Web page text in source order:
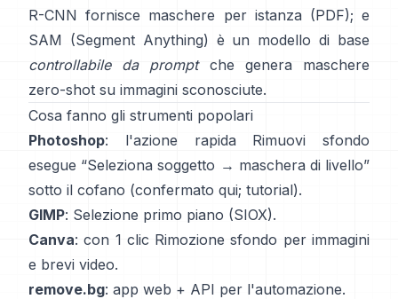
R-CNN fornisce maschere per istanza (PDF); e
SAM (Segment Anything) è un modello di base
controllabile da promptche genera maschere
zero-shot su immagini sconosciute.
Cosa fanno gli strumenti popolari
Photoshop: l'azione rapida Rimuovi sfondo
esegue “Seleziona soggetto → maschera di livello”
sotto il cofano (confermato qui; tutorial).
GIMP: Selezione primo piano (SIOX).
Canva: con 1 clic Rimozione sfondo per immagini
e brevi video.
remove.bg: app web + API per l'automazione.